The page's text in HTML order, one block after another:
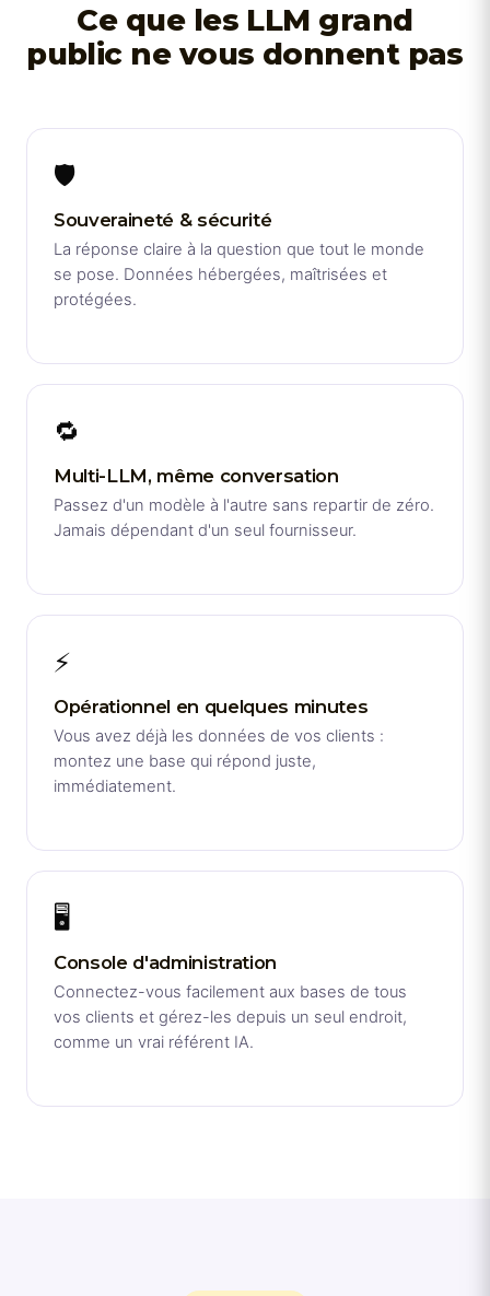
Ce que les LLM grand
public ne vous donnent pas
🛡️
Souveraineté & sécurité
La réponse claire à la question que tout le monde
se pose. Données hébergées, maîtrisées et
protégées.
🔁
Multi-LLM, même conversation
Passez d'un modèle à l'autre sans repartir de zéro.
Jamais dépendant d'un seul fournisseur.
⚡
Opérationnel en quelques minutes
Vous avez déjà les données de vos clients :
montez une base qui répond juste,
immédiatement.
🖥️
Console d'administration
Connectez-vous facilement aux bases de tous
vos clients et gérez-les depuis un seul endroit,
comme un vrai référent IA.